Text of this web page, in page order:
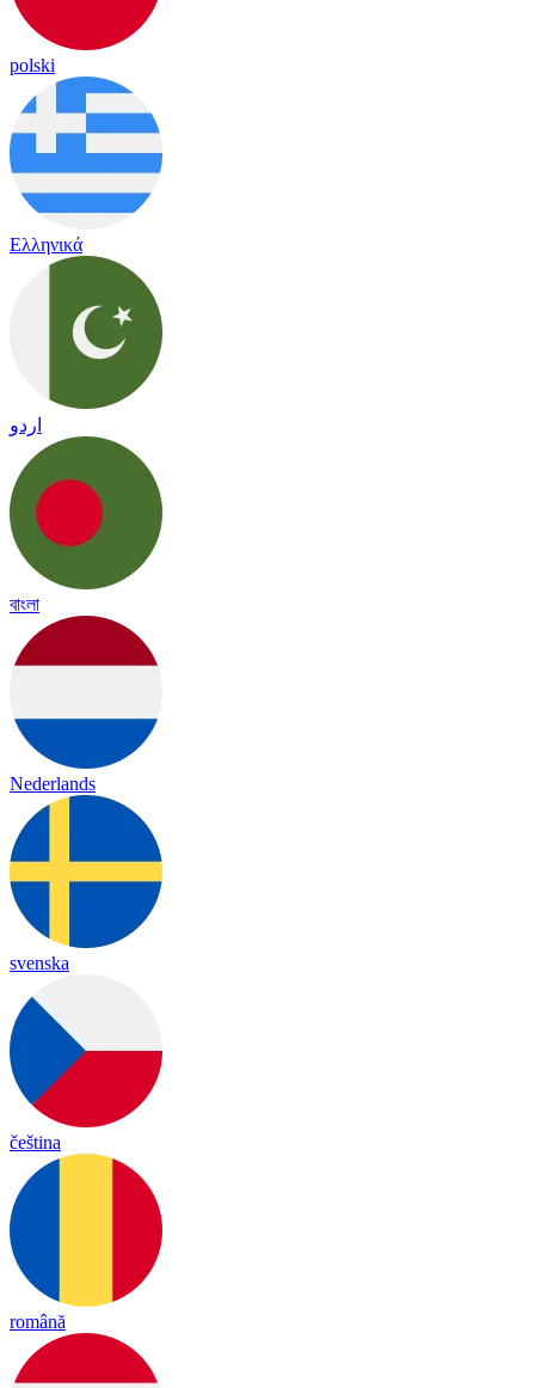
polski
Ελληνικά
اردو
বাংলা
Nederlands
svenska
čeština
română